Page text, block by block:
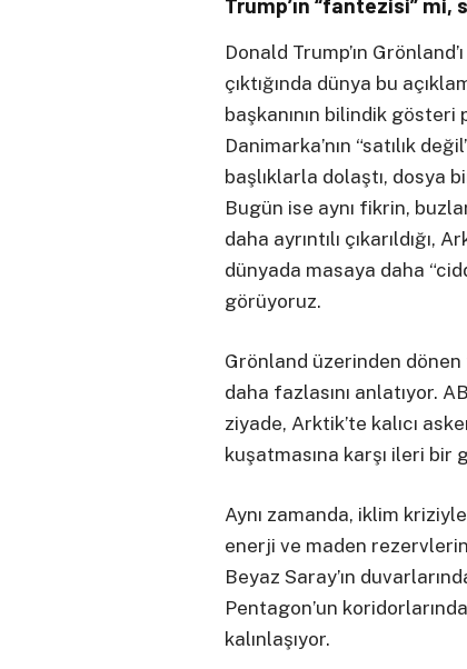
Donald Trump’ın
çıktığında dünya bu
başkanının bilindik gösteri
Danimarka’nın “satılık
başlıklarla dolaştı, dosya
Bugün ise aynı fikrin,
daha ayrıntılı çıkarıldığı,
dünyada masaya daha
görüyoruz.
Grönland üzerinden dönen
daha fazlasını anlatıyor.
ziyade, Arktik’te kalıcı
kuşatmasına karşı ileri bir
Aynı zamanda, iklim
enerji ve maden
Beyaz Saray’ın
Pentagon’un
kalınlaşıyor.